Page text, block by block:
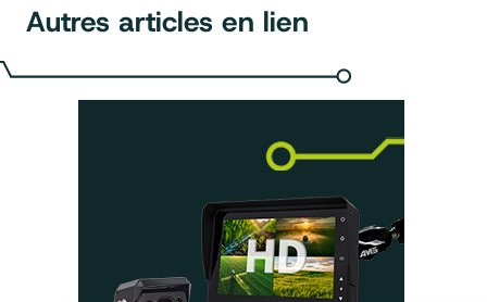
Autres articles en lien